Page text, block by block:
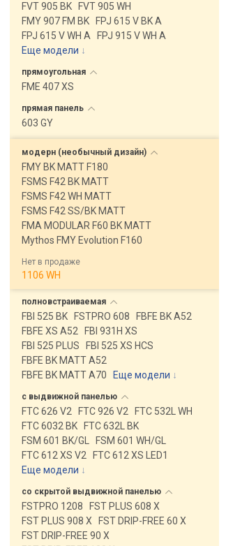
FVT 905 BK
FVT 905 WH
FMY 907 FM BK
FPJ 615 V BK A
FPJ 615 V WH A
FPJ 915 V WH A
Еще модели ↓
прямоугольная
FME 407 XS
прямая панель
603 GY
модерн (необычный дизайн)
FMY BK MATT F180
FSMS F42 BK MATT
FSMS F42 WH MATT
FSMS F42 SS/BK MATT
FMA MODULAR F60 BK MATT
Mythos FMY Evolution F160
Нет в продаже
1106 WH
полновстраиваемая
FBI 525 BK FSTPRO 608
FBFE BK A52
FBFE XS A52
FBI 931H XS
FBI 525 PLUS
FBI 525 XS HCS
FBFE BK MATT A52
FBFE BK MATT A70
Еще модели ↓
с выдвижной панелью
FTC 626 V2 FTC 926 V2
FTC 532L WH
FTC 6032 BK
FTC 632L BK
FSM 601 BK/GL
FSM 601 WH/GL
FTC 612 XS V2
FTC 612 XS LED1
Еще модели ↓
со скрытой выдвижной панелью
FSTPRO 1208
FST PLUS 608 X
FST PLUS 908 X
FST DRIP-FREE 60 X
FST DRIP-FREE 90 X